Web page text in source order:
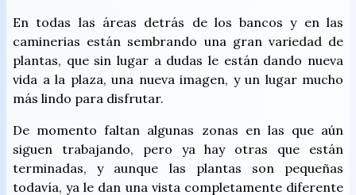
En todas las áreas detrás de los bancos y en las
caminerias están sembrando una gran variedad de
plantas, que sin lugar a dudas le están dando nueva
vida a la plaza, una nueva imagen, y un lugar mucho
más lindo para disfrutar.
De momento faltan algunas zonas en las que aún
siguen trabajando, pero ya hay otras que están
terminadas, y aunque las plantas son pequeñas
todavía, ya le dan una vista completamente diferente